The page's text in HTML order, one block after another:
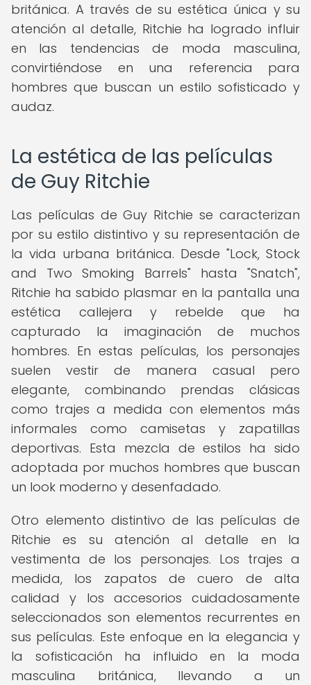
británica. A través de su estética única y su
atención al detalle, Ritchie ha logrado influir
en las tendencias de moda masculina,
convirtiéndose en una referencia para
hombres que buscan un estilo sofisticado y
audaz.
La estética de las películas
de Guy Ritchie
Las películas de Guy Ritchie se caracterizan
por su estilo distintivo y su representación de
la vida urbana británica. Desde "Lock, Stock
and Two Smoking Barrels" hasta "Snatch",
Ritchie ha sabido plasmar en la pantalla una
estética callejera y rebelde que ha
capturado la imaginación de muchos
hombres. En estas películas, los personajes
suelen vestir de manera casual pero
elegante, combinando prendas clásicas
como trajes a medida con elementos más
informales como camisetas y zapatillas
deportivas. Esta mezcla de estilos ha sido
adoptada por muchos hombres que buscan
un look moderno y desenfadado.
Otro elemento distintivo de las películas de
Ritchie es su atención al detalle en la
vestimenta de los personajes. Los trajes a
medida, los zapatos de cuero de alta
calidad y los accesorios cuidadosamente
seleccionados son elementos recurrentes en
sus películas. Este enfoque en la elegancia y
la sofisticación ha influido en la moda
masculina británica, llevando a un